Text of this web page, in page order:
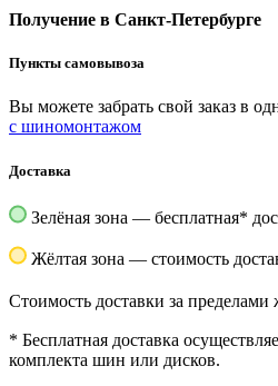
Получение в Санкт-Петербурге
Пункты самовывоза
Вы можете забрать свой заказ в
с шиномонтажом
Доставка
Зелёная зона — бесплатная*
Жёлтая зона — стоимость
Стоимость доставки за
* Бесплатная доставка
комплекта шин или дисков.